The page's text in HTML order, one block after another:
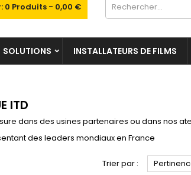
0 Produits - 0,00 €
SOLUTIONS INSTALLATEURS DE FILMS
ITD
dans des usines partenaires ou dans nos
des leaders mondiaux en France
Trier par :
((modalDeleteText))
Cancel Create wishlist
Cancel